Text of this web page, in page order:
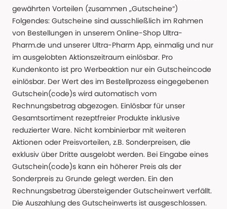
gewährten Vorteilen (zusammen „Gutscheine“)
Folgendes: Gutscheine sind ausschließlich im Rahmen
von Bestellungen in unserem Online-Shop Ultra-
Pharm.de und unserer Ultra-Pharm App, einmalig und nur
im ausgelobten Aktionszeitraum einlösbar. Pro
Kundenkonto ist pro Werbeaktion nur ein Gutscheincode
einlösbar. Der Wert des im Bestellprozess eingegebenen
Gutschein(code)s wird automatisch vom
Rechnungsbetrag abgezogen. Einlösbar für unser
Gesamtsortiment rezeptfreier Produkte inklusive
reduzierter Ware. Nicht kombinierbar mit weiteren
Aktionen oder Preisvorteilen, z.B. Sonderpreisen, die
exklusiv über Dritte ausgelobt werden. Bei Eingabe eines
Gutschein(code)s kann ein höherer Preis als der
Sonderpreis zu Grunde gelegt werden. Ein den
Rechnungsbetrag übersteigender Gutscheinwert verfällt.
Die Auszahlung des Gutscheinwerts ist ausgeschlossen.